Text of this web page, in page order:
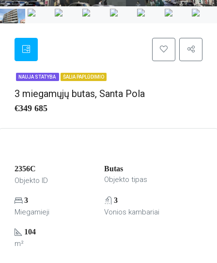
NAUJA STATYBA ŠALIA PAPLŪDIMIO
3 miegamųjų butas, Santa Pola
€349 685
2356C
Objekto ID
Butas
Objekto tipas
3
Miegamieji
3
Vonios kambariai
104
m²